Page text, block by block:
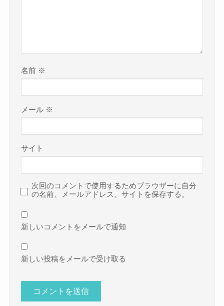
名前 ※
メール ※
サイト
次回のコメントで使用するためブラウザーに自分
の名前、メールアドレス、サイトを保存する。
新しいコメントをメールで通知
新しい投稿をメールで受け取る